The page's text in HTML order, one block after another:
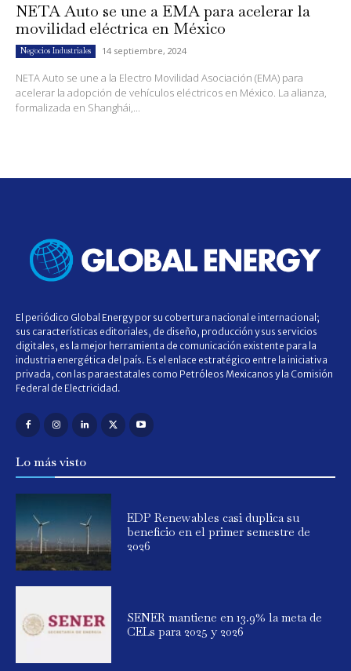
NETA Auto se une a EMA para acelerar la
movilidad eléctrica en México
Negocios Industriales 14 septiembre, 2024
NETA Auto se une a la Electro Movilidad Asociación (EMA) para
acelerar la adopción de vehículos eléctricos en México. La alianza,
formalizada en Shanghái,...
El periódico Global Energy por su cobertura nacional e internacional;
sus características editoriales, de diseño, producción y sus servicios
digitales, es la mejor herramienta de comunicación existente para la
industria energética del país. Es el enlace estratégico entre la iniciativa
privada, con las paraestatales como Petróleos Mexicanos y la Comisión
Federal de Electricidad.
Lo más visto
EDP Renewables casi duplica su
beneficio en el primer semestre de
2026
SENER mantiene en 13.9% la meta de
CELs para 2025 y 2026